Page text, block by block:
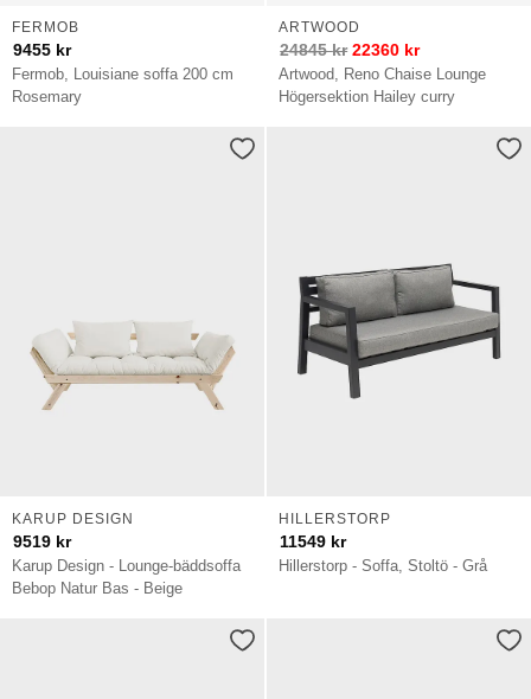
Fermob, Louisiane soffa 200 cm
Rosemary
FERMOB
9455 kr
Artwood, Reno Chaise Lounge
Högersektion Hailey curry
ARTWOOD
24845kr 22360 kr
Karup Design - Lounge-bäddsoffa
Bebop Natur Bas - Beige
KARUP DESIGN
9519 kr
Hillerstorp - Soffa, Stoltö - Grå
HILLERSTORP
11549 kr